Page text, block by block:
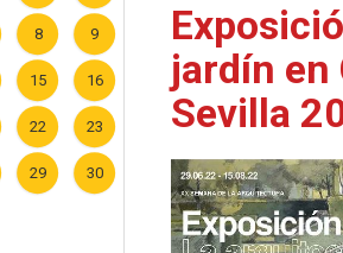
8 9
15 16
22 23
29 30
jardín en
Sevilla